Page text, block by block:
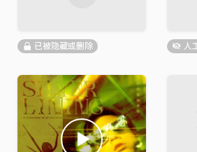
已被隐藏或删除 人